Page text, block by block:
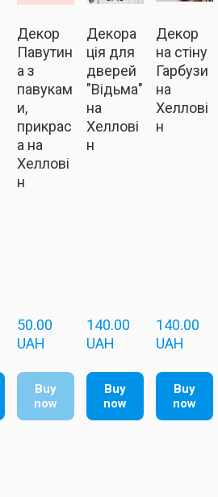
Декор
Павутин
а з
павукам
и,
прикрас
а на
Хеллові
н
50.00
UAH
Buy
now
Декора
ція для
дверей
"Відьма"
на
Хеллові
н
140.00
UAH
Buy
now
Декор
на стіну
Гарбузи
на
Хеллові
н
140.00
UAH
Buy
now